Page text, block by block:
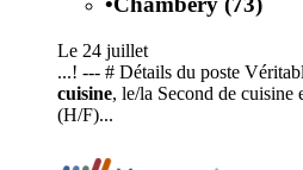
Le 24 juillet
...! --- # Détails du poste
cuisine, le/la Second de cuisine
(H/F)...